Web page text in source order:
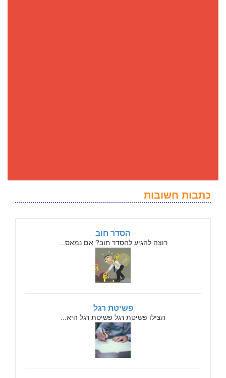
כתבות חשובות
הסדר חוב
רוצה להגיע להסדר חוב? אם נמאס...
פשיטת רגל
הצילו פשיטת רגל פשיטת רגל היא...